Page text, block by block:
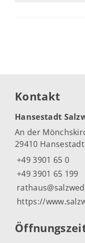
Kontakt
Hansestadt
An der
29410
+49 3901 65 0
+49 3901 65 199
https://